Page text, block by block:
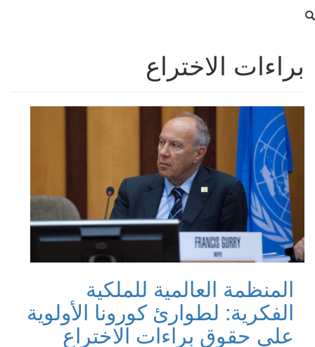
براءات الاختراع
المنظمة العالمية للملكية
الفكرية: لطوارئ كورونا الأولوية
على حقوق براءات الاختراع